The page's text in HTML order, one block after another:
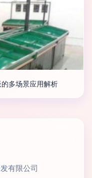
多场景应用解析
有限公司